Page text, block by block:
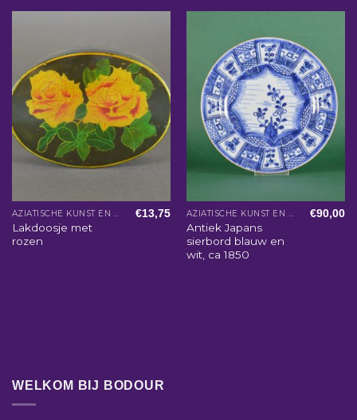
AZIATISCHE KUNST EN WOONACCESSOIRES
Lakdoosje met
rozen
€13,75 AZIATISCHE KUNST EN WOONACCESSOIRES
Antiek Japans
sierbord blauw en
wit, ca 1850
€90,00
WELKOM BIJ BODOUR